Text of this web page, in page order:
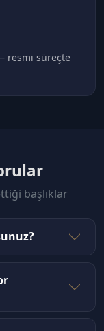
resmi süreçte
başlıklar